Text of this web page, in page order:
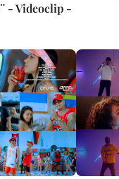
- Videoclip -